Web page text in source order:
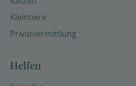
Kleintiere
Privatvermittlung
Helfen